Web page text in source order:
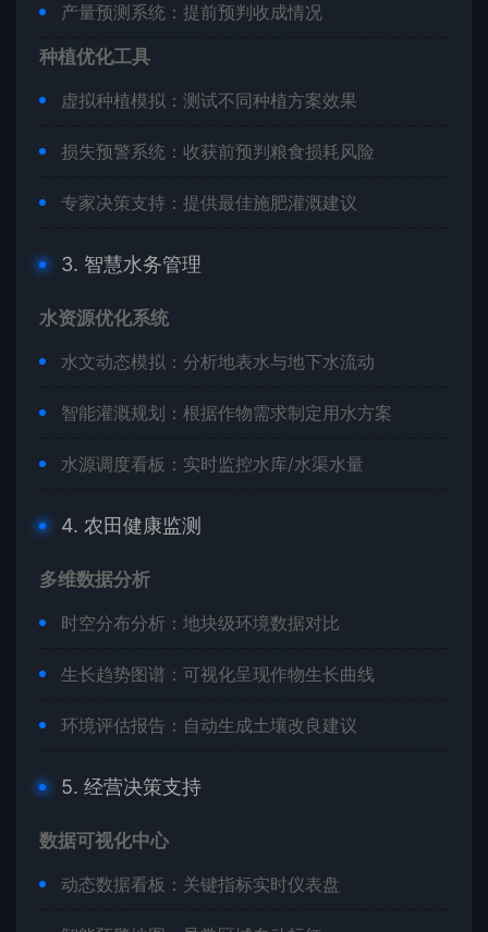
产量预测系统：提前预判收成情况
种植优化工具
虚拟种植模拟：测试不同种植方案效果
损失预警系统：收获前预判粮食损耗风险
专家决策支持：提供最佳施肥灌溉建议
3. 智慧水务管理
水资源优化系统
水文动态模拟：分析地表水与地下水流动
智能灌溉规划：根据作物需求制定用水方案
水源调度看板：实时监控水库/水渠水量
4. 农田健康监测
多维数据分析
时空分布分析：地块级环境数据对比
生长趋势图谱：可视化呈现作物生长曲线
环境评估报告：自动生成土壤改良建议
5. 经营决策支持
数据可视化中心
动态数据看板：关键指标实时仪表盘